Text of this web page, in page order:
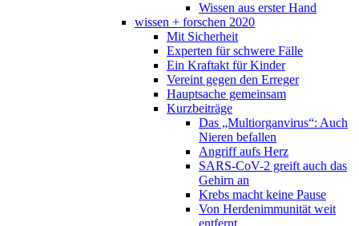
Wissen aus erster Hand
wissen + forschen 2020
Mit Sicherheit
Experten für schwere Fälle
Ein Kraftakt für Kinder
Vereint gegen den Erreger
Hauptsache gemeinsam
Kurzbeiträge
Das „Multiorganvirus“: Auch
Nieren befallen
Angriff aufs Herz
SARS-CoV-2 greift auch das
Gehirn an
Krebs macht keine Pause
Von Herdenimmunität weit
entfernt